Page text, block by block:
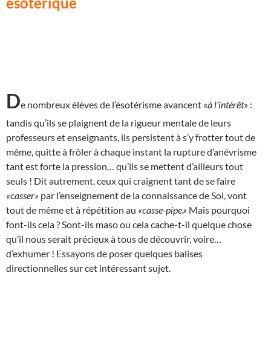
De nombreux élèves de l’ésotérisme avancent «à l’intérêt» :
tandis qu’ils se plaignent de la rigueur mentale de leurs
professeurs et enseignants, ils persistent à s’y frotter tout de
même, quitte à frôler à chaque instant la rupture d’anévrisme
tant est forte la pression… qu’ils se mettent d’ailleurs tout
seuls ! Dit autrement, ceux qui craignent tant de se faire
«casser» par l’enseignement de la connaissance de Soi, vont
tout de même et à répétition au «casse-pipe.» Mais pourquoi
font-ils cela ? Sont-ils maso ou cela cache-t-il quelque chose
qu’il nous serait précieux à tous de découvrir, voire…
d’exhumer ! Essayons de poser quelques balises
directionnelles sur cet intéressant sujet.